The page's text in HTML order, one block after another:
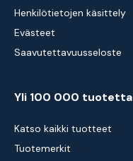
Henkilötietojen käsittely
Evästeet
Saavutettavuusseloste
Yli 100 000 tuotetta
Katso kaikki tuotteet
Tuotemerkit